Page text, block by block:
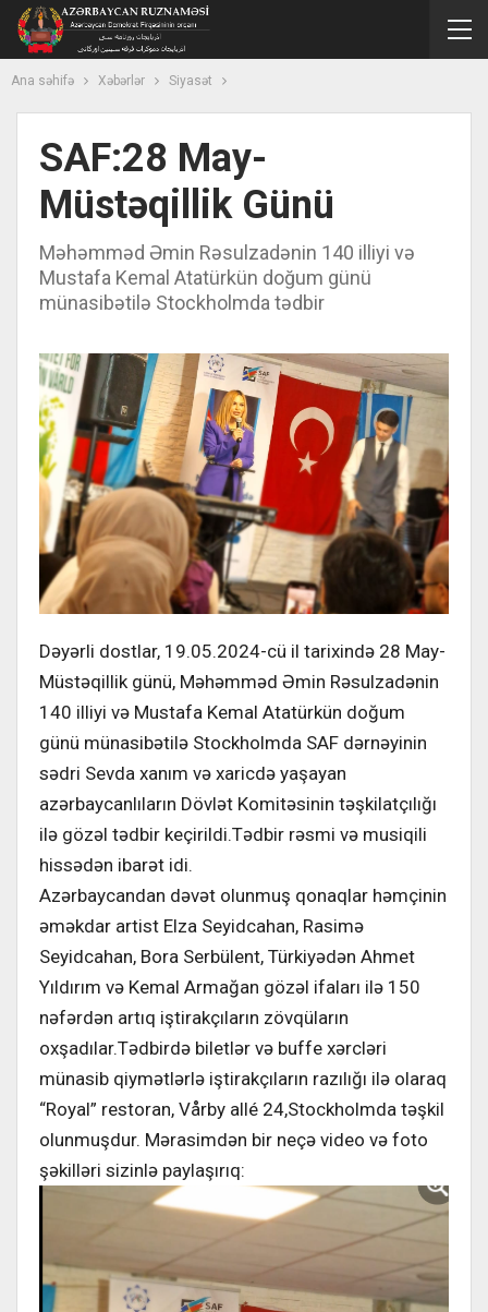
Ana səhifə Xəbərlər Siyasət
SAF:28 May-
Müstəqillik Günü
Məhəmməd Əmin Rəsulzadənin 140 illiyi və
Mustafa Kemal Atatürkün doğum günü
münasibətilə Stockholmda tədbir
Dəyərli dostlar, 19.05.2024-cü il tarixində 28 May-
Müstəqillik günü, Məhəmməd Əmin Rəsulzadənin
140 illiyi və Mustafa Kemal Atatürkün doğum
günü münasibətilə Stockholmda SAF dərnəyinin
sədri Sevda xanım və xaricdə yaşayan
azərbaycanlıların Dövlət Komitəsinin təşkilatçılığı
ilə gözəl tədbir keçirildi.Tədbir rəsmi və musiqili
hissədən ibarət idi.
Azərbaycandan dəvət olunmuş qonaqlar həmçinin
əməkdar artist Elza Seyidcahan, Rasimə
Seyidcahan, Bora Serbülent, Türkiyədən Ahmet
Yıldırım və Kemal Armağan gözəl ifaları ilə 150
nəfərdən artıq iştirakçıların zövqüların
oxşadılar.Tədbirdə biletlər və buffe xərcləri
münasib qiymətlərlə iştirakçıların razılığı ilə olaraq
“Royal” restoran, Vårby allé 24,Stockholmda təşkil
olunmuşdur. Mərasimdən bir neçə video və foto
şəkilləri sizinlə paylaşırıq: